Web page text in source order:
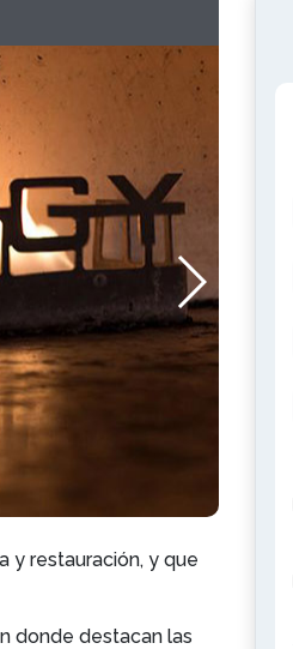
y restauración, y que
donde destacan las